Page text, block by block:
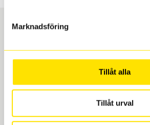
Marknadsföring
Tillåt alla
Tillåt urval
Boka och hämta hos
När du beställer dina nya däck eller
levereras de direkt till någon av
Göteborg. Välj mellan Hisingen
Mölndal. I beställningen anger du